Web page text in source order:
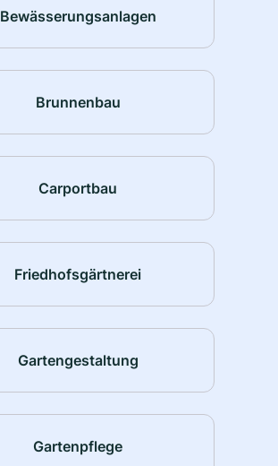
Bewässerungsanlagen
Brunnenbau
Carportbau
Friedhofsgärtnerei
Gartengestaltung
Gartenpflege